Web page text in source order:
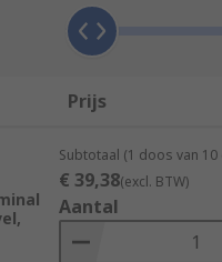
than non-fused
Prijs
Subtotaal (1 doos van 10
€ 39,38(excl. BTW)
Aantal